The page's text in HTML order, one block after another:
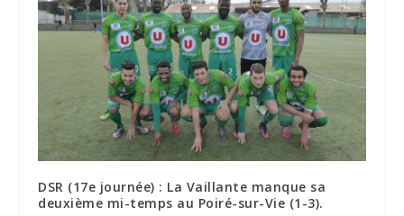
DSR (17e journée) : La Vaillante manque sa
deuxième mi-temps au Poiré-sur-Vie (1-3).